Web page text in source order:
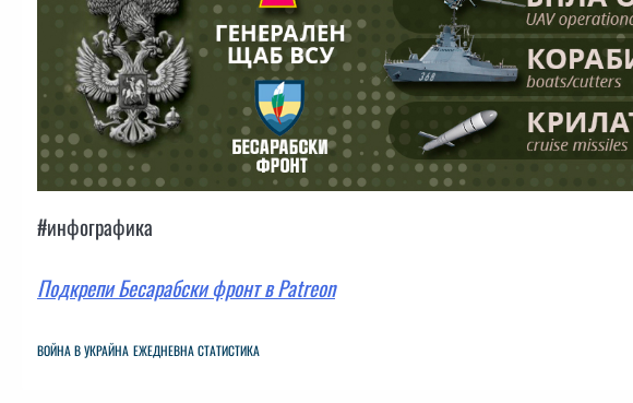
#инфографика
Подкрепи Бесарабски фронт в Patreon
ВОЙНА В УКРАЙНА ЕЖЕДНЕВНА СТАТИСТИКА